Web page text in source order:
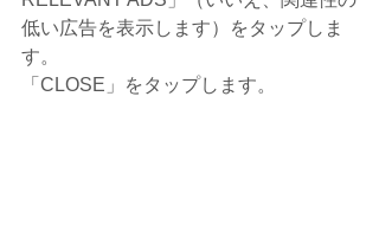
低い広告を表示します）をタップしま
す。
「CLOSE」をタップします。